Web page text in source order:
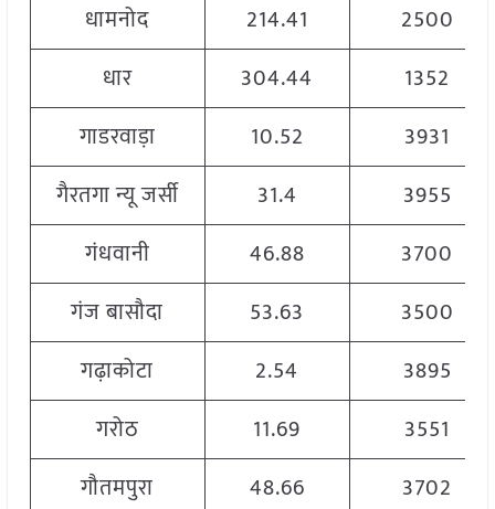
धामनोद
214.41
2500
धार
304.44
1352
गाडरवाड़ा
10.52
3931
गैरतगा न्यू जर्सी
31.4
3955
गंधवानी
46.88
3700
गंज बासौदा
53.63
3500
गढ़ाकोटा
2.54
3895
गरोठ
11.69
3551
गौतमपुरा
48.66
3702